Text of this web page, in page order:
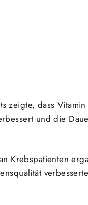
zeigte, dass Vitamin
und die
Krebspatienten